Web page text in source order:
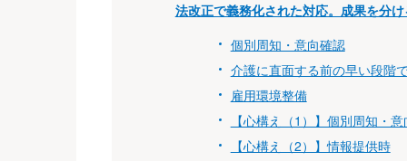
法改正で義務化された対応。成果を分
個別周知・意向確認
介護に直面する前の早い段階
雇用環境整備
【心構え（1）】個別周知・
【心構え（2）】情報提供時